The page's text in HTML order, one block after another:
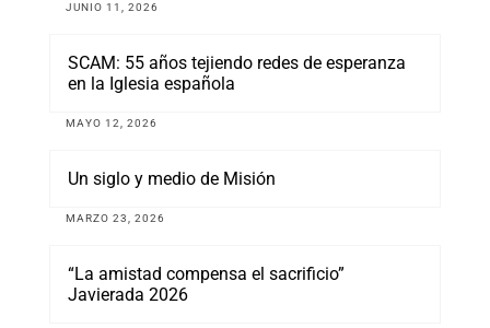
JUNIO 11, 2026
SCAM: 55 años tejiendo redes de esperanza
en la Iglesia española
MAYO 12, 2026
Un siglo y medio de Misión
MARZO 23, 2026
“La amistad compensa el sacrificio”
Javierada 2026